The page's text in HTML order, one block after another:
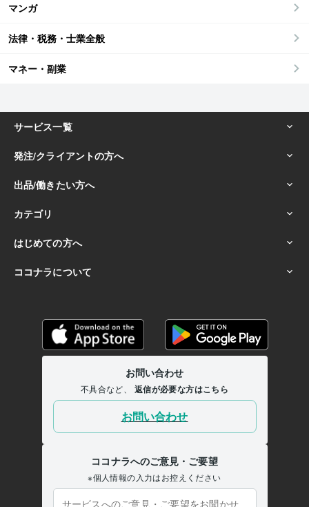
マンガ
法律・税務・士業全般
マネー・副業